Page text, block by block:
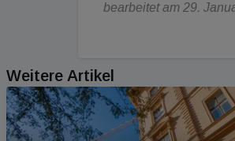
bearbeitet am 29.
Weitere Artikel